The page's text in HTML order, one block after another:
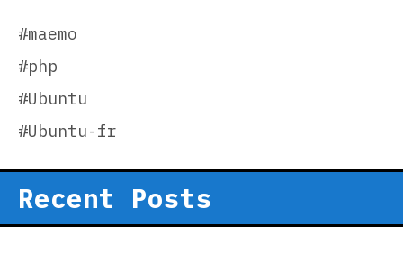
#maemo
#php
#Ubuntu
#Ubuntu-fr
Recent Posts